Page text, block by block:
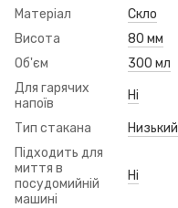
Матеріал
Скло
Висота
80 мм
Об'єм
300 мл
Для гарячих
напоїв
Ні
Тип стакана
Низький
Підходить для
миття в
посудомийній
машині
Ні